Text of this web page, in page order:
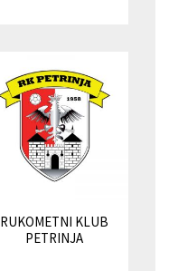
RUKOMETNI KLUB
PETRINJA